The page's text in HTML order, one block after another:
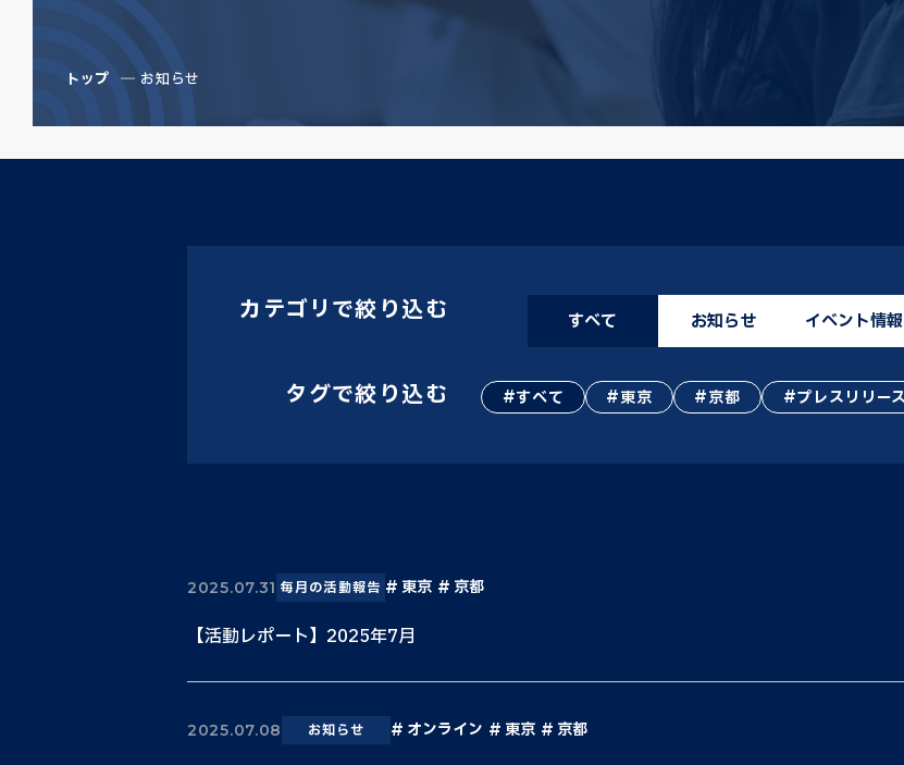
トップ お知らせ
カテゴリで絞り込む すべて お知らせ イベント情報
タグで絞り込む すべて 東京 京都 プレスリリース
2025.07.31 毎月の活動報告 東京 京都
【活動レポート】2025年7月
2025.07.08 お知らせ オンライン 東京 京都